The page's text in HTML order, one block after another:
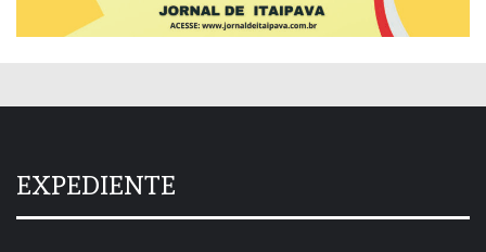
EXPEDIENTE